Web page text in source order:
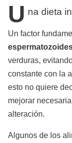
U na dieta
Un factor
verduras,
constante con la
esto no quiere
mejorar
alteración.
Algunos de los